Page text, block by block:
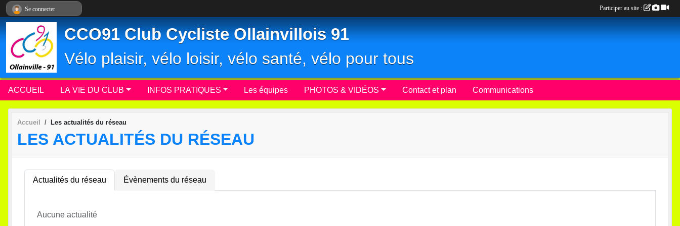
CCO91 Club Cycliste Ollainvillois 91
Vélo plaisir, vélo loisir, vélo santé, vélo pour tous
ACCUEIL LA VIE DU CLUB INFOS PRATIQUES Les équipes PHOTOS & VIDÉOS Contact et plan Communications
Accueil Les actualités du réseau
LES ACTUALITÉS DU RÉSEAU
Actualités du réseau Évènements du réseau
Aucune actualité
Se connecter Participer au site :
Panneau de gestion des cookies